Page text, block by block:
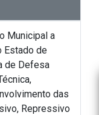
Municipal a
Estado de
de Defesa
das
Repressivo